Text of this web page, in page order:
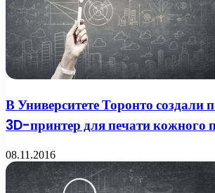
В Университете Торонто создали
3D-принтер для печати кожного
08.11.2016